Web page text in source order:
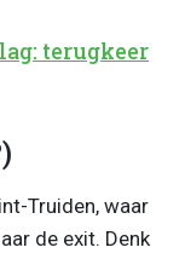
terugkeer
Truiden, waar
de exit. Denk